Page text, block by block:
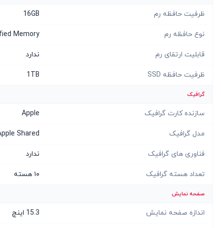
ظرفیت حافظه رم 16GB
نوع حافظه رم Memory
قابلیت ارتقای رم ندارد
ظرفیت حافظه SSD 1TB
گرافیک
سازنده کارت گرافیک Apple
مدل گرافیک Shared
فناوری های گرافیک ندارد
تعداد هسته گرافیک ۱۰ هسته
صفحه نمایش
اندازه صفحه نمایش 15.3 اینچ